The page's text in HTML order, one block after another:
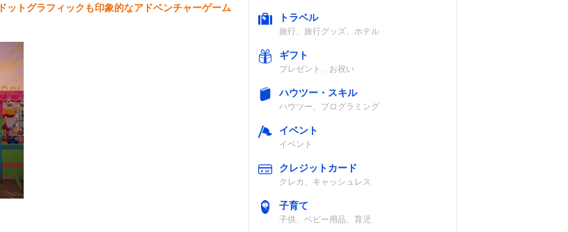
ドットグラフィックも印象的なアドベンチャーゲーム
トラベル
旅行、旅行グッズ、ホテル
ギフト
プレゼント、お祝い
ハウツー・スキル
ハウツー、プログラミング
イベント
イベント
クレジットカード
クレカ、キャッシュレス
子育て
子供、ベビー用品、育児